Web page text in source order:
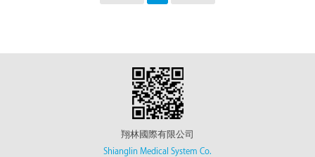
翔林國際有限公司
Shianglin Medical System Co.